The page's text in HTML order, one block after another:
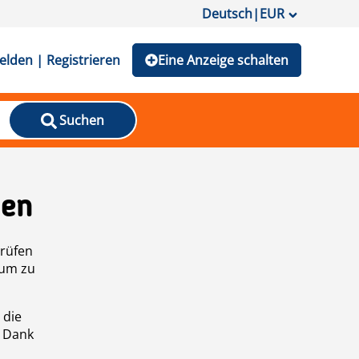
Deutsch|EUR
| Registrieren Eine Anzeige schalten
Suchen
zu
die